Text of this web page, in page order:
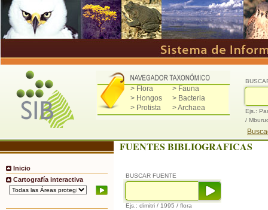
> Flora
> Fauna
> Hongos
> Bacteria
> Protista
> Archaea
Ejs.:
/
Inicio
Cartografía interactiva
FUENTES BIBLIOGRAFICAS
BUSCAR FUENTE
Ejs.: dimitri / 1995 / flora